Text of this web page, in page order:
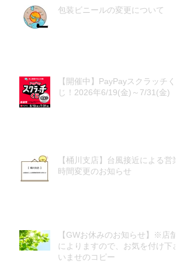
包装ビニールの変更について
【開催中】PayPayスクラッチく
じ！2026年6/19(金)～7/31(金)
【桶川支店】台風接近による営業
時間変更のお知らせ
【GWお休みのお知らせ】※店舗
によりますので、お気を付け下さ
いませのコピー